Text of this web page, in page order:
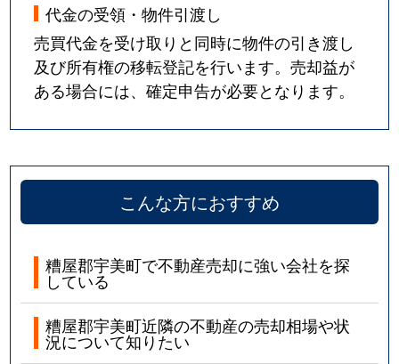
代金の受領・物件引渡し
売買代金を受け取りと同時に物件の引き渡し
及び所有権の移転登記を行います。売却益が
ある場合には、確定申告が必要となります。
こんな方におすすめ
糟屋郡宇美町で不動産売却に強い会社を探
している
糟屋郡宇美町近隣の不動産の売却相場や状
況について知りたい